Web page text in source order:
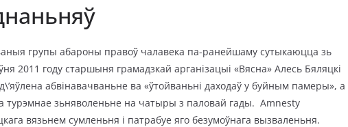
групы абароны правоў чалавека па-ранейшаму сутыкаюцца зь
2011 году старшыня грамадзкай арганізацыі «Вясна» Алесь Бяляцкі
абвінавачваньне ва «ўтойваньні даходаў у буйным памеры», а
турэмнае зьняволеньне на чатыры з паловай гады. Amnesty
вязьнем сумленьня і патрабуе яго безумоўнага вызваленьня.